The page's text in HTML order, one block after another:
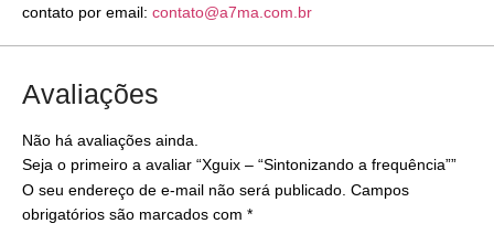
contato por email: contato@a7ma.com.br
Avaliações
Não há avaliações ainda.
Seja o primeiro a avaliar “Xguix – “Sintonizando a frequência””
O seu endereço de e-mail não será publicado. Campos
obrigatórios são marcados com *